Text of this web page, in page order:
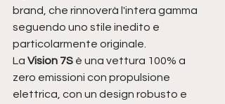
brand, che rinnoverà l'intera gamma
seguendo uno stile inedito e
particolarmente originale.
La Vision 7S è una vettura 100% a
zero emissioni con propulsione
elettrica, con un design robusto e